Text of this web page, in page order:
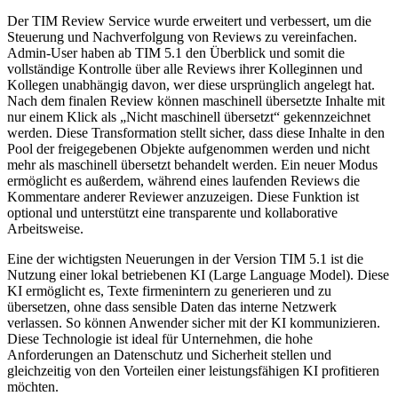
Der TIM Review Service wurde erweitert und verbessert, um die
Steuerung und Nachverfolgung von Reviews zu vereinfachen.
Admin-User haben ab TIM 5.1 den Überblick und somit die
vollständige Kontrolle über alle Reviews ihrer Kolleginnen und
Kollegen unabhängig davon, wer diese ursprünglich angelegt hat.
Nach dem finalen Review können maschinell übersetzte Inhalte mit
nur einem Klick als „Nicht maschinell übersetzt“ gekennzeichnet
werden. Diese Transformation stellt sicher, dass diese Inhalte in den
Pool der freigegebenen Objekte aufgenommen werden und nicht
mehr als maschinell übersetzt behandelt werden. Ein neuer Modus
ermöglicht es außerdem, während eines laufenden Reviews die
Kommentare anderer Reviewer anzuzeigen. Diese Funktion ist
optional und unterstützt eine transparente und kollaborative
Arbeitsweise.
Eine der wichtigsten Neuerungen in der Version TIM 5.1 ist die
Nutzung einer lokal betriebenen KI (Large Language Model). Diese
KI ermöglicht es, Texte firmenintern zu generieren und zu
übersetzen, ohne dass sensible Daten das interne Netzwerk
verlassen. So können Anwender sicher mit der KI kommunizieren.
Diese Technologie ist ideal für Unternehmen, die hohe
Anforderungen an Datenschutz und Sicherheit stellen und
gleichzeitig von den Vorteilen einer leistungsfähigen KI profitieren
möchten.